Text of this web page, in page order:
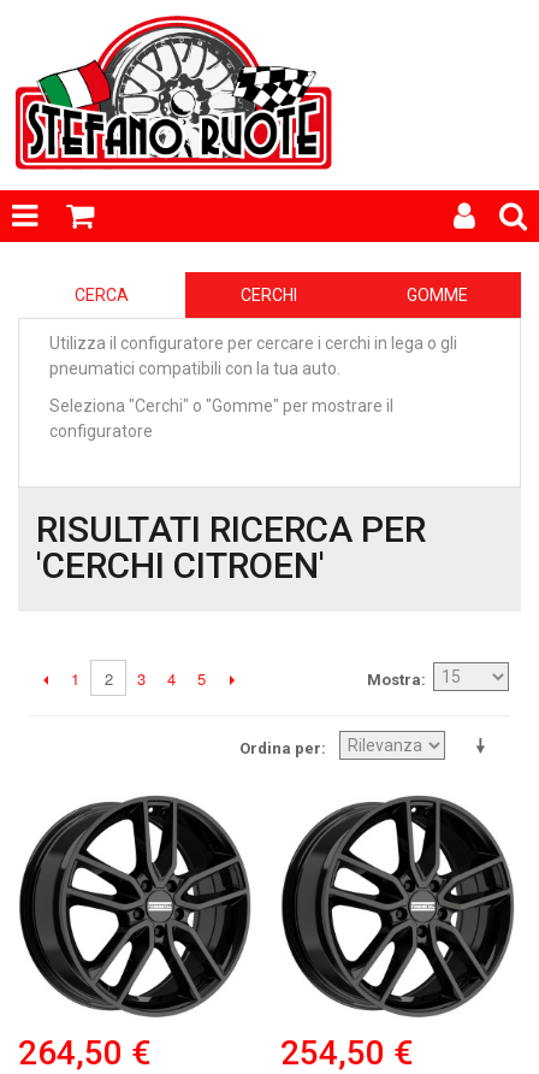
CERCA CERCHI GOMME
Utilizza il configuratore per cercare i cerchi in lega o gli
pneumatici compatibili con la tua auto.
Seleziona "Cerchi" o "Gomme" per mostrare il
configuratore
RISULTATI RICERCA PER
'CERCHI CITROEN'
Mostra
1 2 3 4 5
Ordina per
264,50 € 254,50 €